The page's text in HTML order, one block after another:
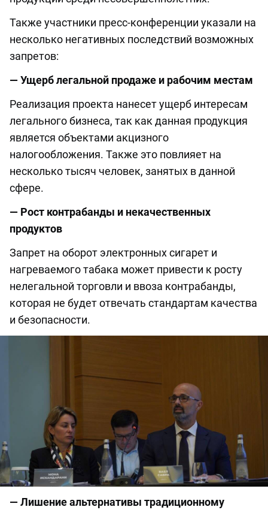
Также участники пресс-конференции указали на
несколько негативных последствий возможных
запретов:
— Ущерб легальной продаже и рабочим местам
Реализация проекта нанесет ущерб интересам
легального бизнеса, так как данная продукция
является объектами акцизного
налогообложения. Также это повлияет на
несколько тысяч человек, занятых в данной
сфере.
— Рост контрабанды и некачественных
продуктов
Запрет на оборот электронных сигарет и
нагреваемого табака может привести к росту
нелегальной торговли и ввоза контрабанды,
которая не будет отвечать стандартам качества
и безопасности.
— Лишение альтернативы традиционному